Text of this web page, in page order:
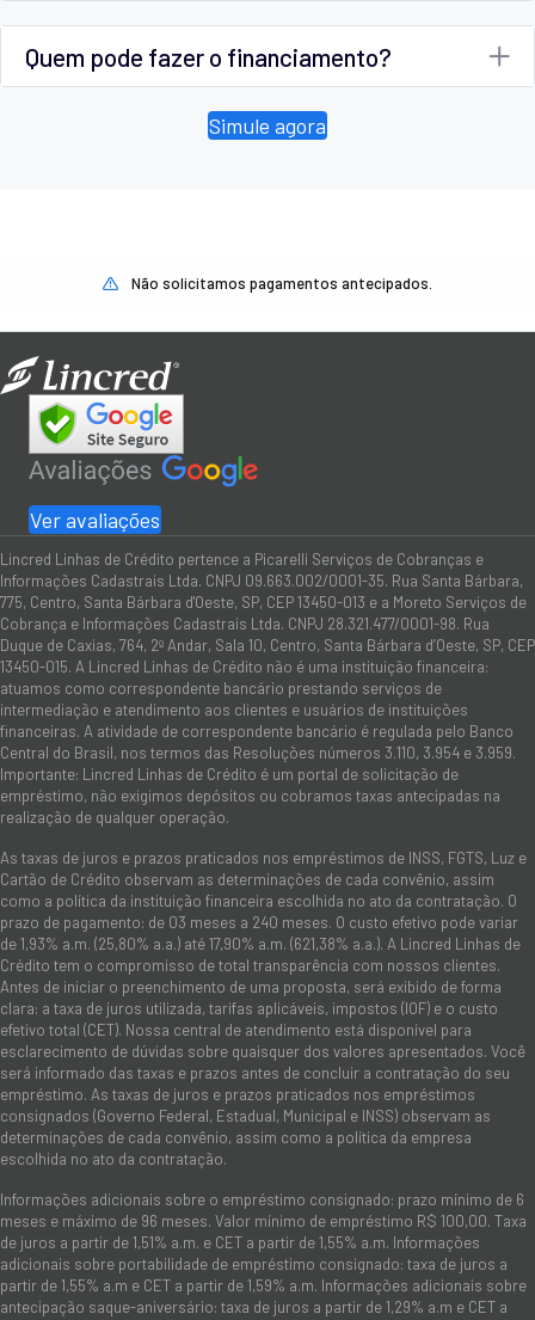
Quem pode fazer o financiamento?
Simule agora
Não solicitamos pagamentos antecipados.
Ver avaliações
Lincred Linhas de Crédito pertence a Picarelli Serviços de Cobranças e
Informações Cadastrais Ltda. CNPJ 09.663.002/0001-35. Rua Santa Bárbara,
775, Centro, Santa Bárbara d'Oeste, SP, CEP 13450-013 e a Moreto Serviços de
Cobrança e Informações Cadastrais Ltda. CNPJ 28.321.477/0001-98. Rua
Duque de Caxias, 764, 2º Andar, Sala 10, Centro, Santa Bárbara d’Oeste, SP, CEP
13450-015. A Lincred Linhas de Crédito não é uma instituição financeira:
atuamos como correspondente bancário prestando serviços de
intermediação e atendimento aos clientes e usuários de instituições
financeiras. A atividade de correspondente bancário é regulada pelo Banco
Central do Brasil, nos termos das Resoluções números 3.110, 3.954 e 3.959.
Importante: Lincred Linhas de Crédito é um portal de solicitação de
empréstimo, não exigimos depósitos ou cobramos taxas antecipadas na
realização de qualquer operação.
As taxas de juros e prazos praticados nos empréstimos de INSS, FGTS, Luz e
Cartão de Crédito observam as determinações de cada convênio, assim
como a política da instituição financeira escolhida no ato da contratação. O
prazo de pagamento: de 03 meses a 240 meses. O custo efetivo pode variar
de 1,93% a.m. (25,80% a.a.) até 17,90% a.m. (621,38% a.a.). A Lincred Linhas de
Crédito tem o compromisso de total transparência com nossos clientes.
Antes de iniciar o preenchimento de uma proposta, será exibido de forma
clara: a taxa de juros utilizada, tarifas aplicáveis, impostos (IOF) e o custo
efetivo total (CET). Nossa central de atendimento está disponível para
esclarecimento de dúvidas sobre quaisquer dos valores apresentados. Você
será informado das taxas e prazos antes de concluir a contratação do seu
empréstimo. As taxas de juros e prazos praticados nos empréstimos
consignados (Governo Federal, Estadual, Municipal e INSS) observam as
determinações de cada convênio, assim como a política da empresa
escolhida no ato da contratação.
Informações adicionais sobre o empréstimo consignado: prazo mínimo de 6
meses e máximo de 96 meses. Valor mínimo de empréstimo R$ 100,00. Taxa
de juros a partir de 1,51% a.m. e CET a partir de 1,55% a.m. Informações
adicionais sobre portabilidade de empréstimo consignado: taxa de juros a
partir de 1,55% a.m e CET a partir de 1,59% a.m. Informações adicionais sobre
antecipação saque-aniversário: taxa de juros a partir de 1,29% a.m e CET a